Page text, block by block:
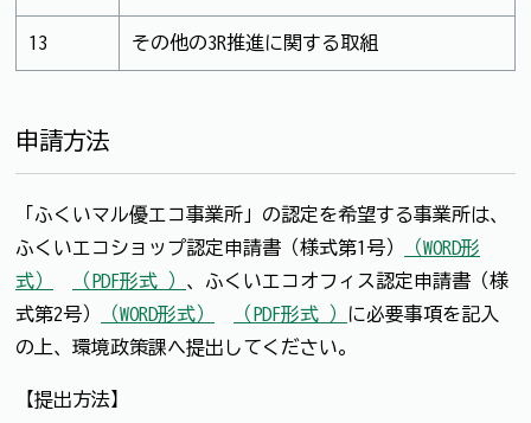
13 その他の3R推進に関する取組
申請方法
「ふくいマル優エコ事業所」の認定を希望する事業所は、
ふくいエコショップ認定申請書（様式第1号）
（WORD形
式）
（PDF形式 ） 、ふくいエコオフィス認定申請書（様
式第2号）
（WORD形式） （PDF形式 ）
に必要事項を記入
の上、環境政策課へ提出してください。
【提出方法】